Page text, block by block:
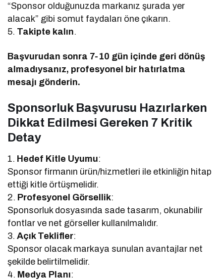
“Sponsor olduğunuzda markanız şurada yer
alacak” gibi somut faydaları öne çıkarın.
5. Takipte kalın.
Başvurudan sonra 7-10 gün içinde geri dönüş
almadıysanız, profesyonel bir hatırlatma
mesajı gönderin.
Sponsorluk Başvurusu Hazırlarken
Dikkat Edilmesi Gereken 7 Kritik
Detay
1. Hedef Kitle Uyumu:
Sponsor firmanın ürün/hizmetleri ile etkinliğin hitap
ettiği kitle örtüşmelidir.
2. Profesyonel Görsellik:
Sponsorluk dosyasında sade tasarım, okunabilir
fontlar ve net görseller kullanılmalıdır.
3.Açık Teklifler:
Sponsor olacak markaya sunulan avantajlar net
şekilde belirtilmelidir.
4. Medya Planı: